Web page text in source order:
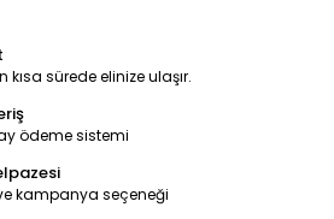
kısa sürede elinize ulaşır.
ödeme sistemi
kampanya seçeneği